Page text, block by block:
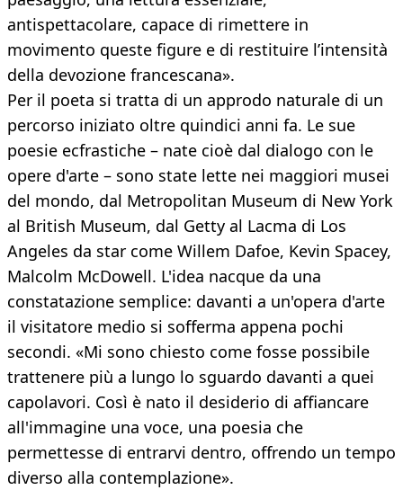
antispettacolare, capace di rimettere in
movimento queste figure e di restituire l’intensità
della devozione francescana».
Per il poeta si tratta di un approdo naturale di un
percorso iniziato oltre quindici anni fa. Le sue
poesie ecfrastiche – nate cioè dal dialogo con le
opere d'arte – sono state lette nei maggiori musei
del mondo, dal Metropolitan Museum di New York
al British Museum, dal Getty al Lacma di Los
Angeles da star come Willem Dafoe, Kevin Spacey,
Malcolm McDowell. L'idea nacque da una
constatazione semplice: davanti a un'opera d'arte
il visitatore medio si sofferma appena pochi
secondi. «Mi sono chiesto come fosse possibile
trattenere più a lungo lo sguardo davanti a quei
capolavori. Così è nato il desiderio di affiancare
all'immagine una voce, una poesia che
permettesse di entrarvi dentro, offrendo un tempo
diverso alla contemplazione».